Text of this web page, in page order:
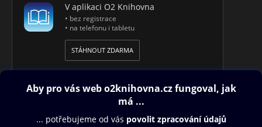
V aplikaci O2 Knihovna
• bez registrace
• na telefonu i tabletu
STÁHNOUT ZDARMA
Obsah ke stažení